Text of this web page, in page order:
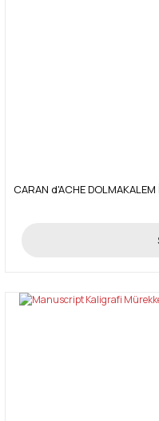
CARAN d'ACHE